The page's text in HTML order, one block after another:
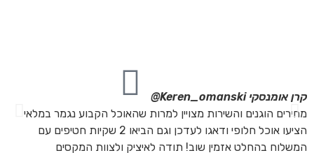
קרן אומנסקיKeren_omanski@
מחירים הוגנים והשירות מצויין למרות שהאוכל הקבוע נגמר במלאי
הציעו אוכל חלופי ודאגו לעדכן וגם הביאו 2 שקיות חטיפים עם
המשלוח בהחלט אזמין שוב! תודה לאיציק ולצוות המקסים